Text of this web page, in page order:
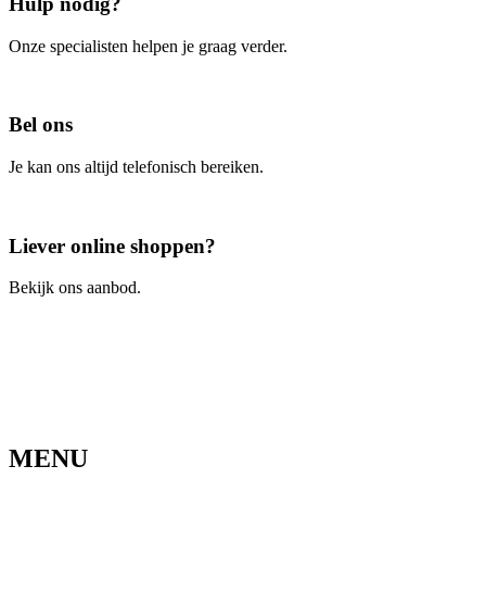
Onze specialisten helpen je graag verder.
Bel ons
Je kan ons altijd telefonisch bereiken.
Liever online shoppen?
Bekijk ons aanbod.
MENU